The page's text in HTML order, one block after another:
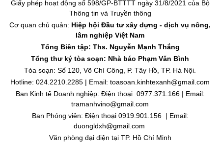
Giấy phép hoạt động số 598/GP-BTTTT ngày 31/8/2021 của Bộ
Thông tin và Truyền thông
Cơ quan chủ quản: Hiệp hội Đầu tư xây dựng - dịch vụ nông,
lâm nghiệp Việt Nam
Tổng Biên tập: Ths. Nguyễn Mạnh Thắng
Tổng thư ký tòa soạn: Nhà báo Phạm Văn Bình
Tòa soạn: Số 120, Võ Chí Công, P. Tây Hồ, TP. Hà Nội.
Hotline: 024.2210.2285 | Email: toasoan.kinhtexanh@gmail.com
Ban Kinh tế Doanh nghiệp: Điện thoại 0977.371.166 | Email:
tramanhvino@gmail.com
Ban Phóng viên: Điện thoại 0919.901.156 | Email:
duongldxh@gmail.com
Văn phòng đại diện tại TP. Hồ Chí Minh